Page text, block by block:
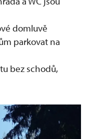
domluvě
parkovat na
bez schodů,